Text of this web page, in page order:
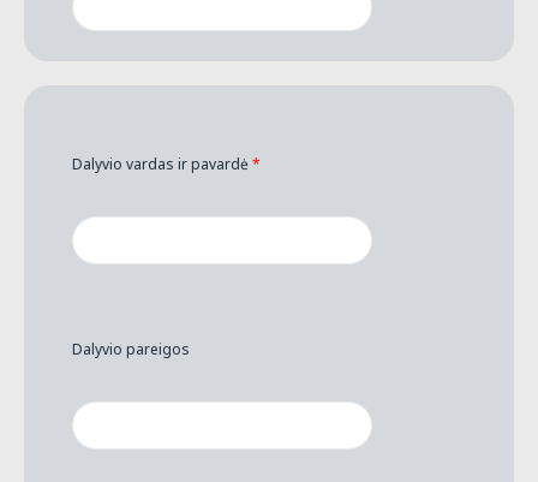
Dalyvio vardas ir pavardė*
Dalyvio pareigos